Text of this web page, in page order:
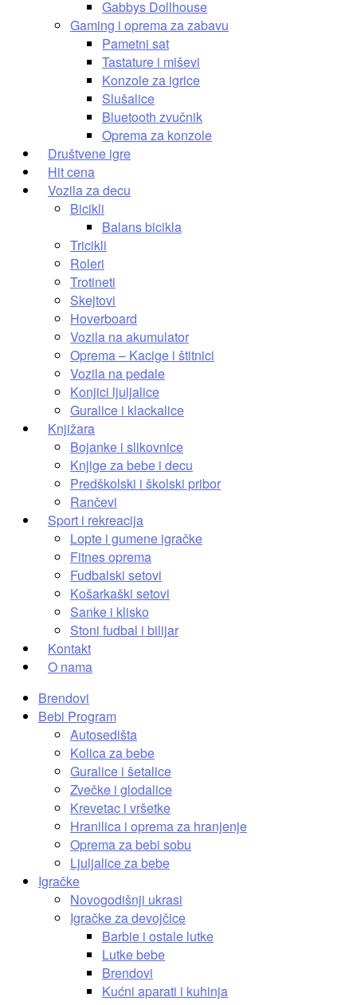
Gabbys Dollhouse
Gaming i oprema za zabavu
Pametni sat
Tastature i miševi
Konzole za igrice
Slušalice
Bluetooth zvučnik
Oprema za konzole
Društvene igre
Hit cena
Vozila za decu
Bicikli
Balans bicikla
Tricikli
Roleri
Trotineti
Skejtovi
Hoverboard
Vozila na akumulator
Oprema – Kacige i štitnici
Vozila na pedale
Konjici ljuljalice
Guralice i klackalice
Knjižara
Bojanke i slikovnice
Knjige za bebe i decu
Predškolski i školski pribor
Rančevi
Sport i rekreacija
Lopte i gumene igračke
Fitnes oprema
Fudbalski setovi
Košarkaški setovi
Sanke i klisko
Stoni fudbal i bilijar
Kontakt
O nama
Brendovi
Bebi Program
Autosedišta
Kolica za bebe
Guralice i šetalice
Zvečke i glodalice
Krevetac i vršetke
Hranilica i oprema za hranjenje
Oprema za bebi sobu
Ljuljalice za bebe
Igračke
Novogodišnji ukrasi
Igračke za devojčice
Barbie i ostale lutke
Lutke bebe
Brendovi
Kućni aparati i kuhinja